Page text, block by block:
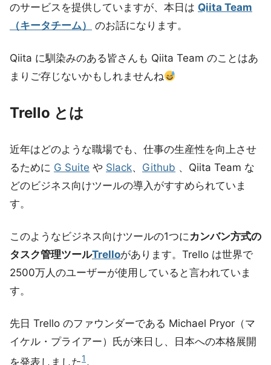
のサービスを提供していますが、本日は Qiita Team
（キータチーム）
のお話になります。
Qiita に馴染みのある皆さんも Qiita Team のことはあ
まりご存じないかもしれませんね
Trello とは
近年はどのような職場でも、仕事の生産性を向上させ
るために G Suite や Slack、 Github 、Qiita Team な
どのビジネス向けツールの導入がすすめられていま
す。
このようなビジネス向けツールの1つに カンバン方式の
タスク管理ツールTrelloがあります。Trello は世界で
2500万人のユーザーが使用していると言われていま
す。
先日 Trello のファウンダーである Michael Pryor（マ
イケル・プライアー）氏が来日し、日本への本格展開
を発表しました1 。